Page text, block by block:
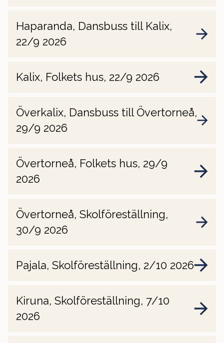
Haparanda, Dansbuss till Kalix,
22/9 2026
Kalix, Folkets hus, 22/9 2026
Överkalix, Dansbuss till Övertorneå,
29/9 2026
Övertorneå, Folkets hus, 29/9
2026
Övertorneå, Skolföreställning,
30/9 2026
Pajala, Skolföreställning, 2/10 2026
Kiruna, Skolföreställning, 7/10
2026